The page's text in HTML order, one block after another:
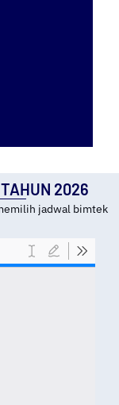
2026
jadwal bimtek